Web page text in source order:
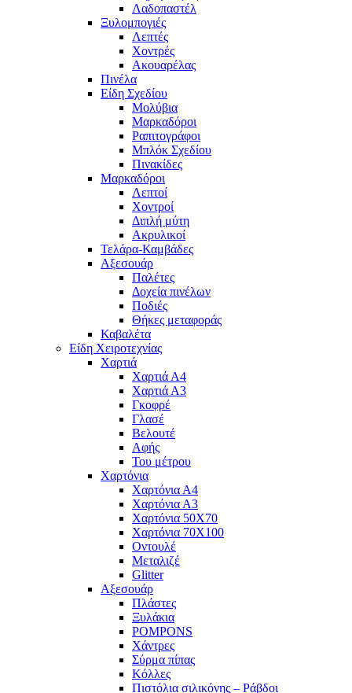
Λαδοπαστέλ
Ξυλομπογιές
Λεπτές
Χοντρές
Ακουαρέλας
Πινέλα
Είδη Σχεδίου
Μολύβια
Μαρκαδόροι
Ραπιτογράφοι
Μπλόκ Σχεδίου
Πινακίδες
Μαρκαδόροι
Λεπτοί
Χοντροί
Διπλή μύτη
Ακρυλικοί
Τελάρα-Καμβάδες
Αξεσουάρ
Παλέτες
Δοχεία πινέλων
Ποδιές
Θήκες μεταφοράς
Καβαλέτα
Είδη Χειροτεχνίας
Χαρτιά
Χαρτιά Α4
Χαρτιά Α3
Γκοφρέ
Γλασέ
Βελουτέ
Αφής
Του μέτρου
Χαρτόνια
Χαρτόνια Α4
Χαρτόνια Α3
Χαρτόνια 50Χ70
Χαρτόνια 70Χ100
Οντουλέ
Μεταλιζέ
Glitter
Αξεσουάρ
Πλάστες
Ξυλάκια
POMPONS
Χάντρες
Σύρμα πίπας
Κόλλες
Πιστόλια σιλικόνης – Ράβδοι